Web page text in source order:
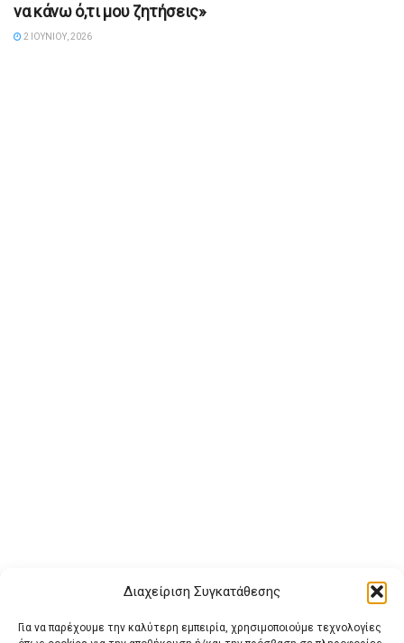
Διαχείριση Συγκατάθεσης
Για να παρέχουμε την καλύτερη εμπειρία, χρησιμοποιούμε τεχνολογίες
να κάνω ό,τι μου ζητήσεις»
2 ΙΟΥΝΊΟΥ, 2026